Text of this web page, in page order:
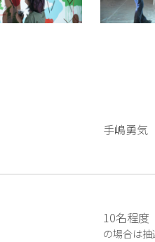
手嶋勇気
10名程
の場合は抽